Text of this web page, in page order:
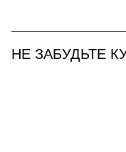
НЕ ЗАБУДЬТЕ